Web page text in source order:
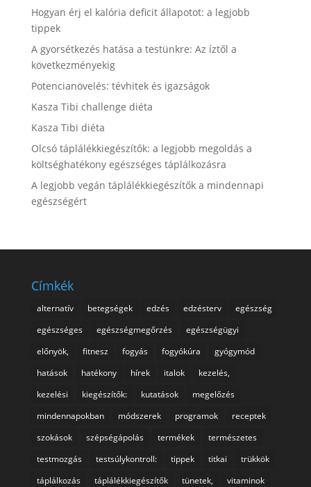
Hogyan érj el kalória deficit állapotot: a legjobb
tippek
A gyorsétkezés hatása a testünkre: Az íztől a
következményekig
Potencianövelés: tévhitek és igazságok
Kasza Tibi challenge diéta
Kasza Tibi diéta
Olcsó táplálékkiegészítők: a legjobb megoldás a
költséghatékony egészséges táplálkozásra
A legjobb vegán táplálékkiegészítők a mindennapi
egészségért
Címkék
alternatív betegségek edzés edzésterv
egészség
egészséges
egészségmegőrzés
egészségügyi
előnyök,
fitnesz fogyás fogyókúra
gyógymód
hatások
hatékony hírek italok
kezelés,
kezelési
kiegészítők: kutatások
megelőzés
mindennapokban
módszerek programok
receptek
szokások
szépségápolás termékek
természetes
testmozgás
testsúlykontroll: tippek titkai
trükkök
táplálkozás
táplálékkiegészítők tünetek,
vitaminok